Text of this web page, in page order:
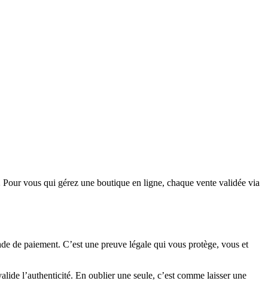
vous qui gérez une boutique en ligne, chaque vente validée via
de paiement. C’est une preuve légale qui vous protège, vous et
l’authenticité. En oublier une seule, c’est comme laisser une